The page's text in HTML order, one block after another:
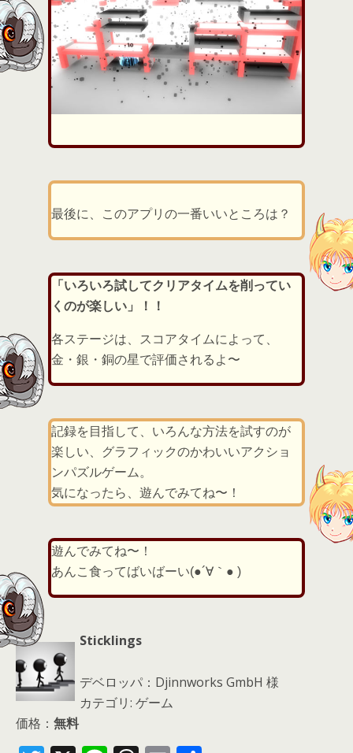
最後に、このアプリの一番いいところは？
「いろいろ試してクリアタイムを削ってい
くのが楽しい」！！
各ステージは、スコアタイムによって、
金・銀・銅の星で評価されるよ〜
記録を目指して、いろんな方法を試すのが
楽しい、グラフィックのかわいいアクショ
ンパズルゲーム。
気になったら、遊んでみてね〜！
遊んでみてね〜！
あんこ食ってばいばーい(●´∀｀● )
Sticklings
デベロッパ：Djinnworks GmbH 様
カテゴリ: ゲーム
価格： 無料